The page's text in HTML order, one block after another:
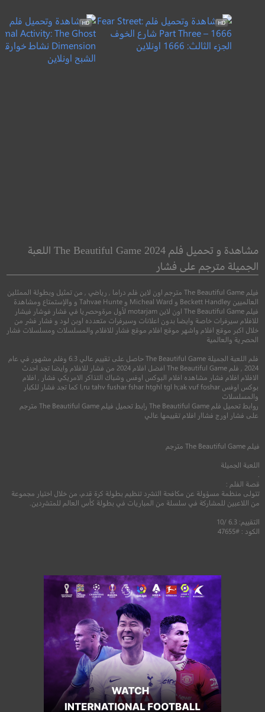
شارع الخوف الجزء الثالث:
1666
رعب●غموض
نشاط خوارقي: بُعد
رعب
مشاهدة و تحميل فلم The Beautiful Game 2024 اللعبة
الجميلة مترجم على فشار
فيلم The Beautiful Game مترجم اون لاين فلم دراما , رياضي , من تمثيل وبطولة الممثلين
العالميين Beckett Handley و Micheal Ward و Tahvae Hunte و والإستمتاع ومشاهدة
فيلم The Beautiful Game اون لاين motarjam لأول مرةوحصريا في فشار فوشار فيشار
للافلام سيرفرات خاصة وايضا بدون اعلانات وسيرفرات متعدده اوبن لود و فشار فشر من
خلال اكبر موقع افلام واشهر موقع افلام موقع فشار للافلام والمسلسلات ومسلسلات فشار
الحصرية والعالمية
فلم اللعبة الجميلة The Beautiful Game حاصل على تقييم عالي 6.3 وفلم مشهور في عام
2024 , فلم The Beautiful Game افضل افلام 2024 من فشار للافلام وايضا تجد احدث
الافلام افلام فشار مشاهده افلام البوكس اوفس وشباك التذاكر الامريكي فشار , افلام
بوكس اوفس l,ru tahv fushar fshar htghl tgl h;ak vuf foshar كما تجد فشار للكبار
والمسلسلات
روابط تحميل فلم The Beautiful Game رابط تحميل فيلم The Beautiful Game مترجم
على فشار اورج فشاار افلام تقييمها عالي
فيلم The Beautiful Gameمترجم
اللعبة الجميلة
قصة الفلم :
تتولى منظمة مسؤولة عن مكافحة التشرد تنظيم بطولة كرة قدم، من خلال اختيار مجموعة
من اللاعبين للمشاركة في سلسلة من المباريات في بطولة كأس العالم للمتشردين.
التقييم: 6.3 /10
الكود : #47655